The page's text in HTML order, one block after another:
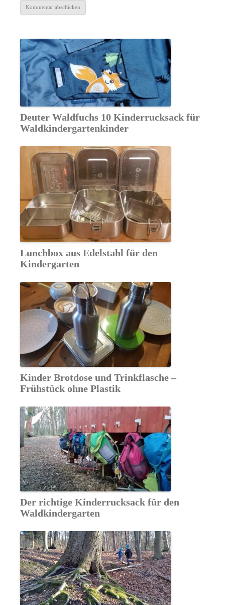
Deuter Waldfuchs 10 Kinderrucksack für
Waldkindergartenkinder
Lunchbox aus Edelstahl für den
Kindergarten
Kinder Brotdose und Trinkflasche –
Frühstück ohne Plastik
Der richtige Kinderrucksack für den
Waldkindergarten